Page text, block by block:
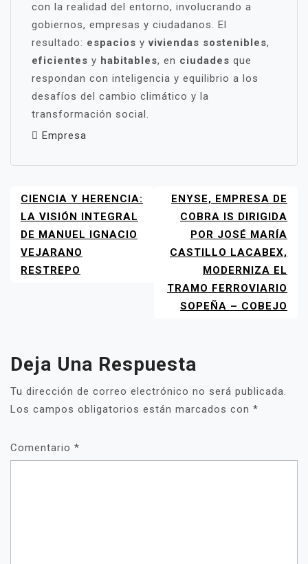
con la realidad del entorno, involucrando a
gobiernos, empresas y ciudadanos. El
resultado: espacios yviviendas sostenibles,
eficientes y habitables, en ciudades que
respondan con inteligencia y equilibrio a los
desafíos del cambio climático y la
transformación social.
Empresa
NAVEGACIÓN
DE
ENTRADAS
CIENCIA Y HERENCIA:
LA VISIÓN INTEGRAL
DE MANUEL IGNACIO
VEJARANO
RESTREPO
ENYSE, EMPRESA DE
COBRA IS DIRIGIDA
POR JOSÉ MARÍA
CASTILLO LACABEX,
MODERNIZA EL
TRAMO FERROVIARIO
SOPEÑA – COBEJO
Deja Una Respuesta
Tu dirección de correo electrónico no será publicada.
Los campos obligatorios están marcados con *
Comentario *